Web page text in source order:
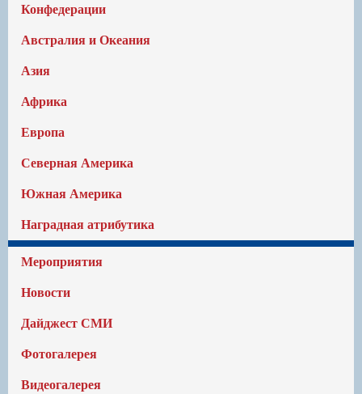
Конфедерации
Австралия и Океания
Азия
Африка
Европа
Северная Америка
Южная Америка
Наградная атрибутика
Мероприятия
Новости
Дайджест СМИ
Фотогалерея
Видеогалерея